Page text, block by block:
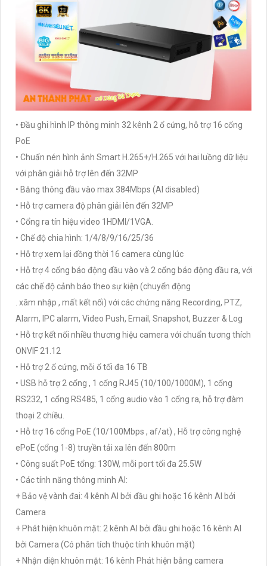
• Đầu ghi hình IP thông minh 32 kênh 2 ổ cứng, hỗ trợ 16 cổng
PoE
• Chuẩn nén hình ảnh Smart H.265+/H.265 với hai luồng dữ liệu
với phân giải hỗ trợ lên đến 32MP
• Băng thông đầu vào max 384Mbps (AI disabled)
• Hỗ trợ camera độ phân giải lên đến 32MP
• Cổng ra tín hiệu video 1HDMI/1VGA.
• Chế độ chia hình: 1/4/8/9/16/25/36
• Hỗ trợ xem lại đồng thời 16 camera cùng lúc
• Hỗ trợ 4 cổng báo động đầu vào và 2 cổng báo động đầu ra, với
các chế độ cảnh báo theo sự kiện (chuyển động
. xâm nhập , mất kết nối) với các chứng năng Recording, PTZ,
Alarm, IPC alarm, Video Push, Email, Snapshot, Buzzer & Log
• Hỗ trợ kết nối nhiều thương hiệu camera với chuẩn tương thích
ONVIF 21.12
• Hỗ trợ 2 ổ cứng, mỗi ổ tối đa 16 TB
• USB hỗ trợ 2 cổng , 1 cổng RJ45 (10/100/1000M), 1 cổng
RS232, 1 cổng RS485, 1 cổng audio vào 1 cổng ra, hỗ trợ đàm
thoại 2 chiều.
• Hỗ trợ 16 cổng PoE (10/100Mbps , af/at) , Hỗ trợ công nghệ
ePoE (cổng 1-8) truyền tải xa lên đến 800m
• Công suất PoE tổng: 130W, mỗi port tối đa 25.5W
• Các tính năng thông minh AI:
+ Bảo vệ vành đai: 4 kênh AI bởi đầu ghi hoặc 16 kênh AI bởi
Camera
+ Phát hiện khuôn mặt: 2 kênh AI bởi đầu ghi hoặc 16 kênh AI
bởi Camera (Có phân tích thuộc tính khuôn mặt)
+ Nhận diện khuôn mặt: 16 kênh Phát hiện bằng camera